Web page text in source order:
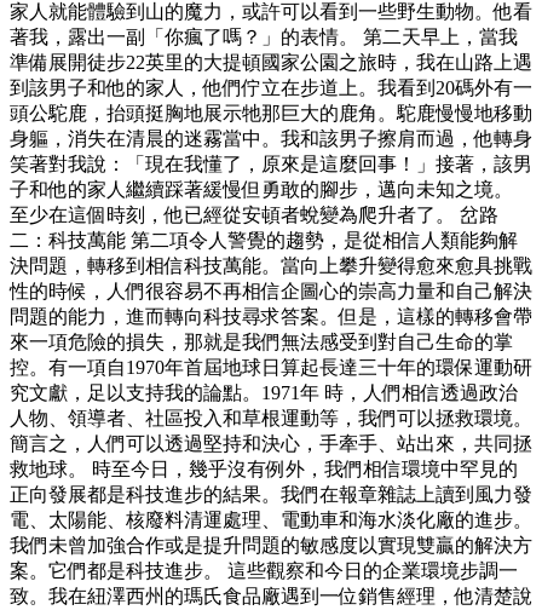
家人就能體驗到山的魔力，或許可以看到一些野生動物。他看
著我，露出一副「你瘋了嗎？」的表情。 第二天早上，當我
準備展開徒步22英里的大提頓國家公園之旅時，我在山路上遇
到該男子和他的家人，他們佇立在步道上。我看到20碼外有一
頭公駝鹿，抬頭挺胸地展示牠那巨大的鹿角。駝鹿慢慢地移動
身軀，消失在清晨的迷霧當中。我和該男子擦肩而過，他轉身
笑著對我說：「現在我懂了，原來是這麼回事！」接著，該男
子和他的家人繼續踩著緩慢但勇敢的腳步，邁向未知之境。
至少在這個時刻，他已經從安頓者蛻變為爬升者了。 岔路
二：科技萬能 第二項令人警覺的趨勢，是從相信人類能夠解
決問題，轉移到相信科技萬能。當向上攀升變得愈來愈具挑戰
性的時候，人們很容易不再相信企圖心的崇高力量和自己解決
問題的能力，進而轉向科技尋求答案。但是，這樣的轉移會帶
來一項危險的損失，那就是我們無法感受到對自己生命的掌
控。有一項自1970年首屆地球日算起長達三十年的環保運動研
究文獻，足以支持我的論點。1971年 時，人們相信透過政治
人物、領導者、社區投入和草根運動等，我們可以拯救環境。
簡言之，人們可以透過堅持和決心，手牽手、站出來，共同拯
救地球。 時至今日，幾乎沒有例外，我們相信環境中罕見的
正向發展都是科技進步的結果。我們在報章雜誌上讀到風力發
電、太陽能、核廢料清運處理、電動車和海水淡化廠的進步。
我們未曾加強合作或是提升問題的敏感度以實現雙贏的解決方
案。它們都是科技進步。 這些觀察和今日的企業環境步調一
致。我在紐澤西州的瑪氏食品廠遇到一位銷售經理，他清楚說